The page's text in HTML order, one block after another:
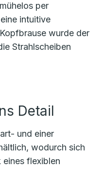
per
intuitive
wurde der
Strahlscheiben
Detail
und einer
wodurch sich
eines flexiblen